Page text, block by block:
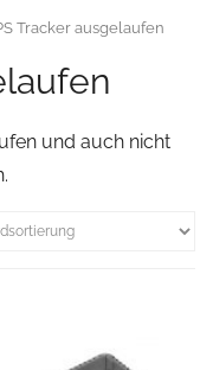
Tracker ausgelaufen
und auch nicht